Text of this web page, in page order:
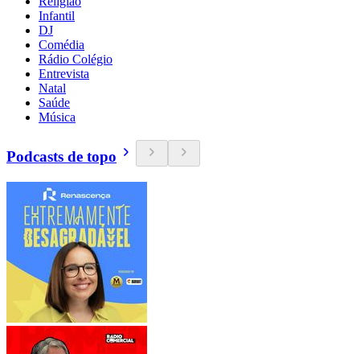
Infantil
DJ
Comédia
Rádio Colégio
Entrevista
Natal
Saúde
Música
Podcasts de topo